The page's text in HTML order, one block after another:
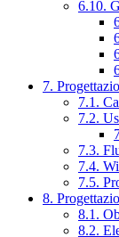
6.10.
7.
7.1.
7.2.
7.3.
7.4.
7.5.
8.
8.1.
8.2.